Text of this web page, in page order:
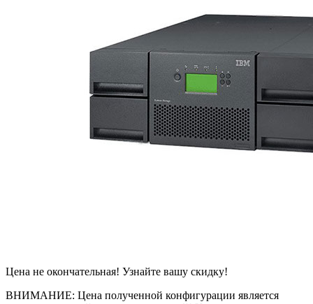
Цена не окончательная! Узнайте вашу скидку!
ВНИМАНИЕ: Цена полученной конфигурации является